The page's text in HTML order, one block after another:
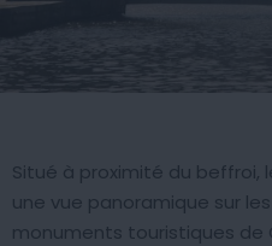
Situé à proximité du beffroi,
une vue panoramique sur
monuments touristiques de